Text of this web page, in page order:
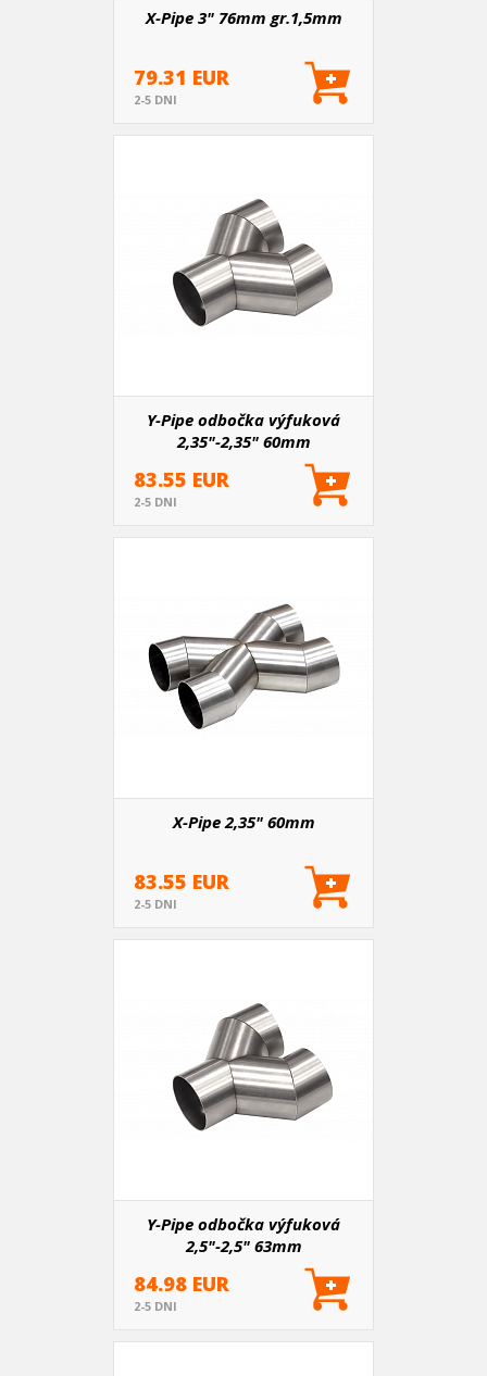
X-Pipe 3" 76mm gr.1,5mm
79.31 EUR
2-5 DNI
Y-Pipe odbočka výfuková
2,35"-2,35" 60mm
83.55 EUR
2-5 DNI
X-Pipe 2,35" 60mm
83.55 EUR
2-5 DNI
Y-Pipe odbočka výfuková
2,5"-2,5" 63mm
84.98 EUR
2-5 DNI